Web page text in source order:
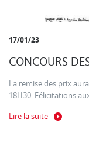
17/01/23
CONCOURS
La remise des prix
18H30. Félicitations
Lire la suite